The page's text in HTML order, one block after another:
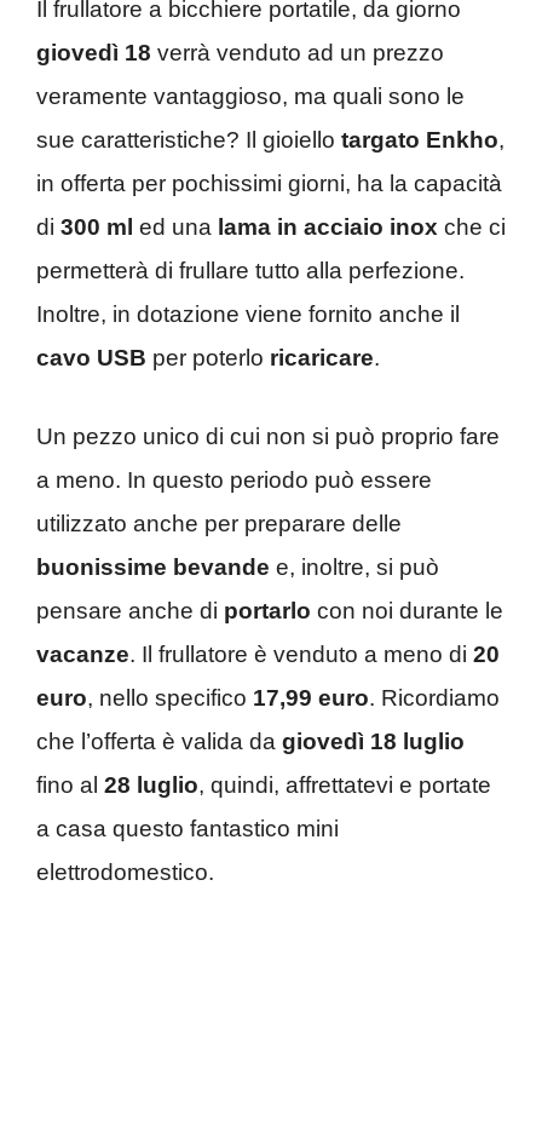
Il frullatore a bicchiere portatile, da giorno
giovedì 18 verrà venduto ad un prezzo
veramente vantaggioso, ma quali sono le
sue caratteristiche? Il gioiello targato Enkho,
in offerta per pochissimi giorni, ha la capacità
di 300 ml ed una lama in acciaio inox che ci
permetterà di frullare tutto alla perfezione.
Inoltre, in dotazione viene fornito anche il
cavo USB per poterlo ricaricare.
Un pezzo unico di cui non si può proprio fare
a meno. In questo periodo può essere
utilizzato anche per preparare delle
buonissime bevande e, inoltre, si può
pensare anche di portarlo con noi durante le
vacanze. Il frullatore è venduto a meno di 20
euro, nello specifico 17,99 euro. Ricordiamo
che l’offerta è valida da giovedì 18 luglio
fino al 28 luglio, quindi, affrettatevi e portate
a casa questo fantastico mini
elettrodomestico.